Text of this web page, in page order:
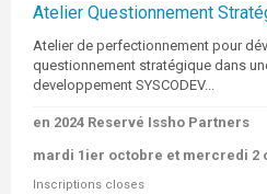
Atelier Questionnement
Atelier de perfectionnement pour
questionnement stratégique dans
developpement SYSCODEV...
en 2024 Reservé Issho Partners
mardi 1ier octobre et mercredi 2
Inscriptions closes